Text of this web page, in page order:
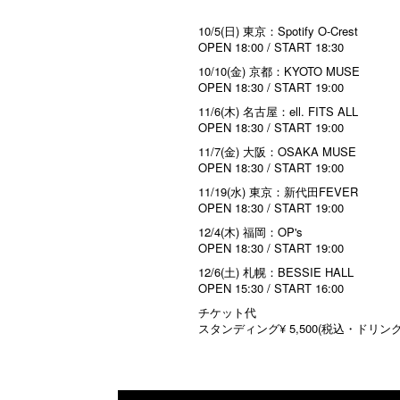
10/5(日) 東京：Spotify O-Crest
OPEN 18:00 / START 18:30
10/10(金) 京都：KYOTO MUSE
OPEN 18:30 / START 19:00
11/6(木) 名古屋：ell. FITS ALL
OPEN 18:30 / START 19:00
11/7(金) 大阪：OSAKA MUSE
OPEN 18:30 / START 19:00
11/19(水) 東京：新代田FEVER
OPEN 18:30 / START 19:00
12/4(木) 福岡：OP's
OPEN 18:30 / START 19:00
12/6(土) 札幌：BESSIE HALL
OPEN 15:30 / START 16:00
チケット代
スタンディング¥ 5,500(税込・ドリン